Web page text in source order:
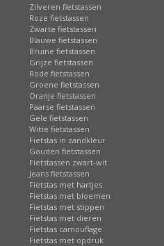
Zilveren fietstassen
Roze fietstassen
Zwarte fietstassen
Blauwe fietstassen
Bruine fietstassen
Grijze fietstassen
Rode fietstassen
Groene fietstassen
Oranje fietstassen
Paarse fietstassen
Gele fietstassen
Witte fietstassen
Fietstas in zandkleur
Gouden fietstassen
Fietstassen zwart-wit
Jeans fietstassen
Fietstas met hartjes
Fietstas met bloemen
Fietstas met stippen
Fietstas met dieren
Fietstas camouflage
Fietstas met opdruk